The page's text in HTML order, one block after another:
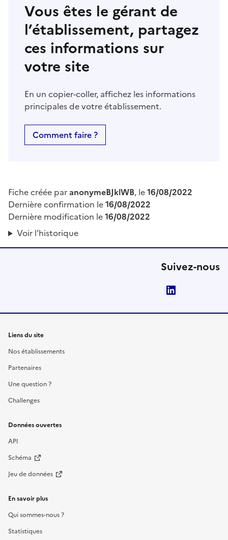
Vous êtes le gérant de
l’établissement, partagez
ces informations sur
votre site
En un copier-coller, affichez les informations
principales de votre établissement.
Comment faire ?
Fiche créée paranonymeBJklWB, le16/08/2022
Dernière confirmation le16/08/2022
Dernière modification le16/08/2022
Voir l'historique
Suivez-nous
Liens du site
Nos établissements
Partenaires
Une question ?
Challenges
Données ouvertes
API
Schéma
Jeu de données
En savoir plus
Qui sommes-nous ?
Statistiques